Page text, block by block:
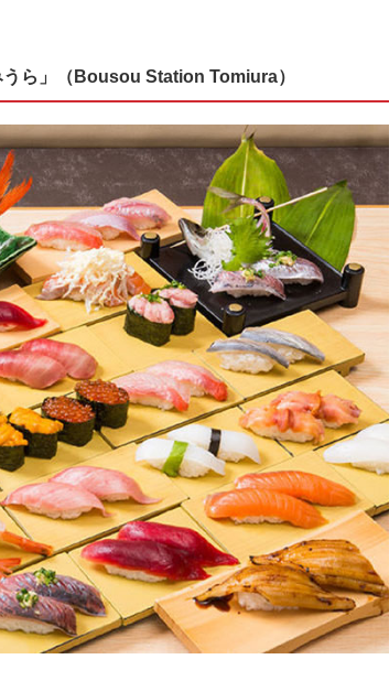
ら」（Bousou Station Tomiura）